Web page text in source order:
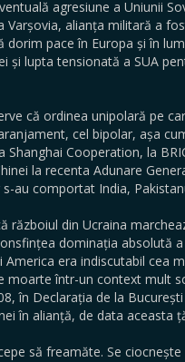
agresiune a Uniunii
Varșovia, alianța militară a
dorim pace în Europa și în
și lupta tensionată a SUA
că ordinea unipolară pe
cel bipolar, așa
Shanghai Cooperation, la
la recenta Adunare
au comportat India,
războiul din Ucraina
dominația absolută
America era indiscutabil cea
moarte într-un context mult
în Declarația de la
în alianță, de data aceasta
să freamăte. Se